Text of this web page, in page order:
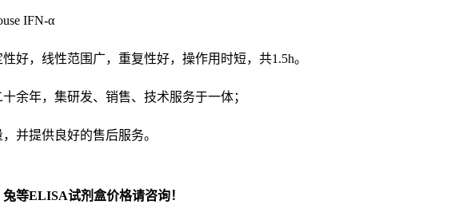
IFN-α
好，线性范围广，重复性好，操作用时短，共1.5h。
余年，集研发、销售、技术服务于一体；
并提供良好的售后服务。
兔等ELISA试剂盒价格请咨询！